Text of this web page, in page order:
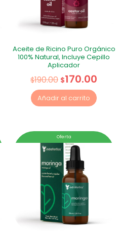
Aceite de Ricino Puro Orgánico
100% Natural, Incluye Cepillo
Aplicador
$190.00 $170.00
Añadir al carrito
Oferta